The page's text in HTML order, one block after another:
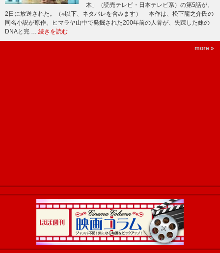
木」（読売テレビ・日本テレビ系）の第5話が、
2日に放送された。（※以下、ネタバレを含みます） 本作は、松下龍之介氏の
同名小説が原作。ヒマラヤ山中で発掘された200年前の人骨が、失踪した妹の
DNAと完 … 続きを読む
more »